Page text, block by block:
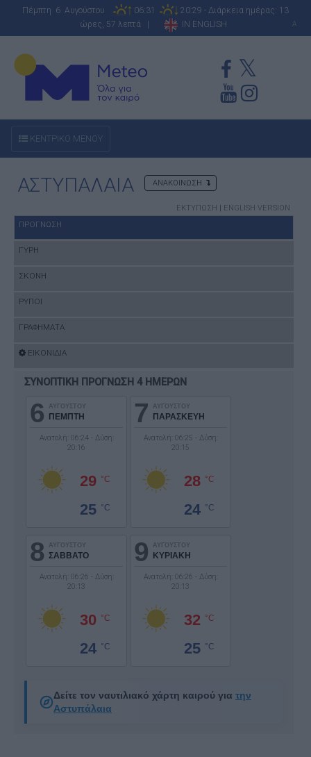
Πέμπτη 6 Αυγούστου 06:31
20:29 - Διάρκεια ημέρας: 13
ώρες, 57 λεπτά |
IN ENGLISH A
ΚΕΝΤΡΙΚΟ ΜΕΝΟΥ
ΑΣΤΥΠΑΛΑΙΑ ΑΝΑΚΟΙΝΩΣΗ
ΕΚΤΥΠΩΣΗ | ENGLISH VERSION
ΠΡΟΓΝΩΣΗ
ΓΥΡΗ
ΣΚΟΝΗ
ΡΥΠΟΙ
ΓΡΑΦΗΜΑΤΑ
ΕΙΚΟΝΙΔΙΑ
ΣΥΝΟΠΤΙΚΗ ΠΡΟΓΝΩΣΗ 4 ΗΜΕΡΩΝ
6 ΑΥΓΟΥΣΤΟΥ
ΠΕΜΠΤΗ
Ανατολή: 06:24 - Δύση:
20:16
29 °C
25 °C
7 ΑΥΓΟΥΣΤΟΥ
ΠΑΡΑΣΚΕΥΗ
Ανατολή: 06:25 - Δύση:
20:15
28 °C
24 °C
8 ΑΥΓΟΥΣΤΟΥ
ΣΑΒΒΑΤΟ
Ανατολή: 06:26 - Δύση:
20:13
30 °C
24 °C
9 ΑΥΓΟΥΣΤΟΥ
ΚΥΡΙΑΚΗ
Ανατολή: 06:26 - Δύση:
20:13
32 °C
25 °C
Δείτε τον ναυτιλιακό χάρτη καιρού για την
Αστυπάλαια